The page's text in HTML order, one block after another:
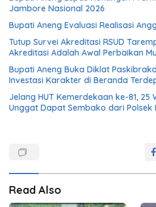
Jambore Nasional 2026
Bupati Aneng Evaluasi Realisasi
Tutup Survei Akreditasi RSUD
Akreditasi Adalah Awal Perbaikan
Bupati Aneng Buka Diklat
Investasi Karakter di Beranda
Jelang HUT Kemerdekaan ke-81, 25
Unggat Dapat Sembako dari Polsek
Read Also